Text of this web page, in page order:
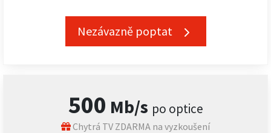
Nezávazně poptat
500 Mb/s po optice
Chytrá TV ZDARMA na vyzkoušení